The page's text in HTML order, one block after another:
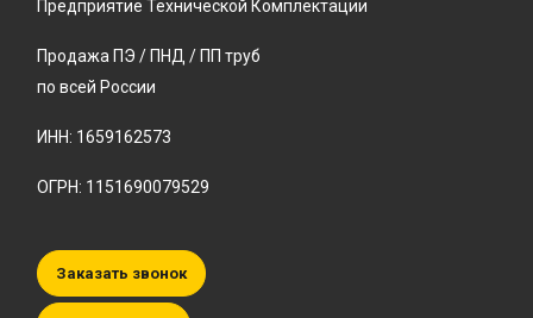
Предприятие Технической Комплектации
Продажа ПЭ / ПНД / ПП труб
по всей России
ИНН: 1659162573
ОГРН: 1151690079529
Заказать звонок